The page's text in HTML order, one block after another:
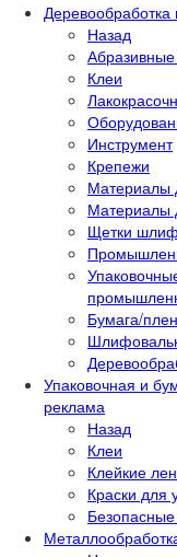
Назад
Клеи
Инструмент
Крепежи
Материалы
Материалы
Щетки
Бумага/
Упаковочная и
реклама
Назад
Клеи
Клейкие
Краски для